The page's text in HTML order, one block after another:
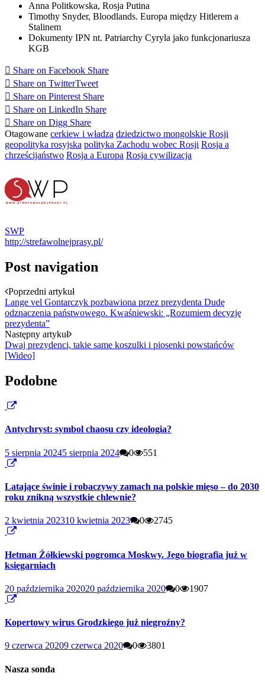
Anna Politkowska, Rosja Putina
Timothy Snyder, Bloodlands. Europa między Hitlerem a
Stalinem
Dokumenty IPN nt. Patriarchy Cyryla jako funkcjonariusza
KGB
Share on Facebook Share
Share on TwitterTweet
Share on Pinterest Share
Share on LinkedIn Share
Share on Digg Share
Otagowane cerkiew i władza dziedzictwo mongolskie Rosji
geopolityka rosyjska polityka Zachodu wobec Rosji Rosja a
chrześcijaństwo Rosja a Europa Rosja cywilizacja
SWP
http://strefawolnejprasy.pl/
Post navigation
Poprzedni artykuł
Lange vel Gontarczyk pozbawiona przez prezydenta Dudę
odznaczenia państwowego. Kwaśniewski: „Rozumiem decyzję
prezydenta”
Następny artykuł
Dwaj prezydenci, takie same koszulki i piosenki powstańców
[Wideo]
Podobne
Antychryst: symbol chaosu czy ideologia?
5 sierpnia 20245 sierpnia 2024 0 551
Latające świnie i robaczywy zamach na polskie mięso – do 2030
roku znikną wszystkie chlewnie?
2 kwietnia 202310 kwietnia 2023 0 2745
Hetman Żółkiewski pogromca Moskwy. Jego biografia już w
księgarniach
20 października 202020 października 2020 0 1907
Kopertowy wirus Grodzkiego już niegroźny?
9 czerwca 20209 czerwca 2020 0 3801
Nasza sonda